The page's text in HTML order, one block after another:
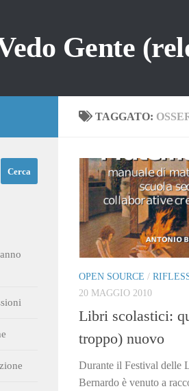
Gente
TAGGATO:
OPEN SOURCE /
20 MAGGIO 2010
Libri scolastici:
troppo) nuovo
Durante il Festival delle
Bernardo è venuto a